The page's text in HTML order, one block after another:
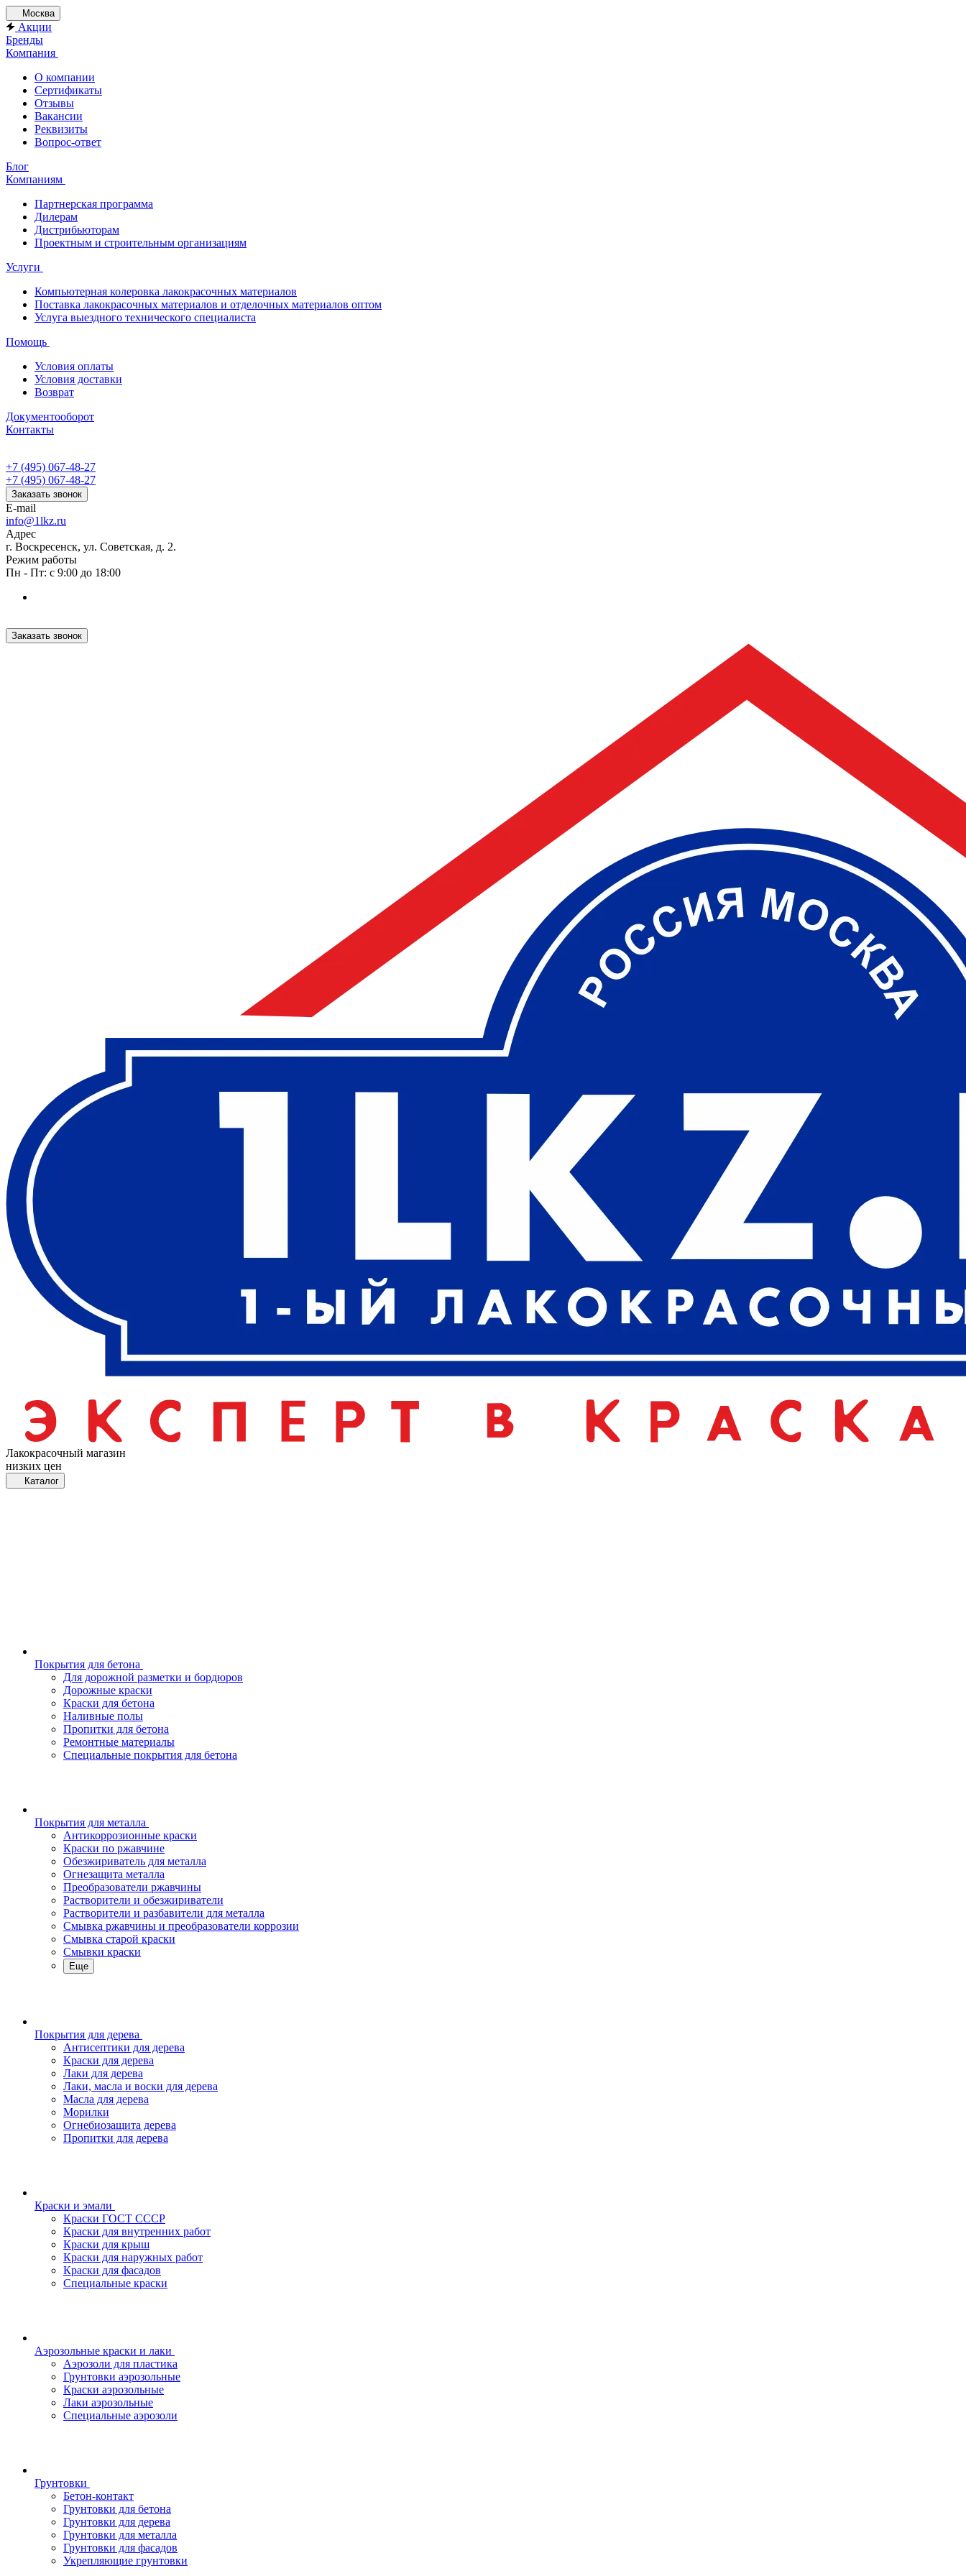
Москва
Акции
Бренды
Компания
О компании
Сертификаты
Отзывы
Вакансии
Реквизиты
Вопрос-ответ
Блог
Компаниям
Партнерская программа
Дилерам
Дистрибьюторам
Проектным и строительным организациям
Услуги
Компьютерная колеровка лакокрасочных материалов
Поставка лакокрасочных материалов и отделочных материалов оптом
Услуга выездного технического специалиста
Помощь
Условия оплаты
Условия доставки
Возврат
Документооборот
Контакты
+7 (495) 067-48-27
+7 (495) 067-48-27
Заказать звонок
E-mail
info@1lkz.ru
Адрес
г. Воскресенск, ул. Советская, д. 2.
Режим работы
Пн - Пт: с 9:00 до 18:00
Заказать звонок
Лакокрасочный магазин
низких цен
Каталог
Покрытия для бетона
Для дорожной разметки и бордюров
Дорожные краски
Краски для бетона
Наливные полы
Пропитки для бетона
Ремонтные материалы
Специальные покрытия для бетона
Покрытия для металла
Антикоррозионные краски
Краски по ржавчине
Обезжириватель для металла
Огнезащита металла
Преобразователи ржавчины
Растворители и обезжириватели
Растворители и разбавители для металла
Смывка ржавчины и преобразователи коррозии
Смывка старой краски
Смывки краски
Еще
Покрытия для дерева
Антисептики для дерева
Краски для дерева
Лаки для дерева
Лаки, масла и воски для дерева
Масла для дерева
Морилки
Огнебиозащита дерева
Пропитки для дерева
Краски и эмали
Краски ГОСТ СССР
Краски для внутренних работ
Краски для крыш
Краски для наружных работ
Краски для фасадов
Специальные краски
Аэрозольные краски и лаки
Аэрозоли для пластика
Грунтовки аэрозольные
Краски аэрозольные
Лаки аэрозольные
Специальные аэрозоли
Грунтовки
Бетон-контакт
Грунтовки для бетона
Грунтовки для дерева
Грунтовки для металла
Грунтовки для фасадов
Укрепляющие грунтовки